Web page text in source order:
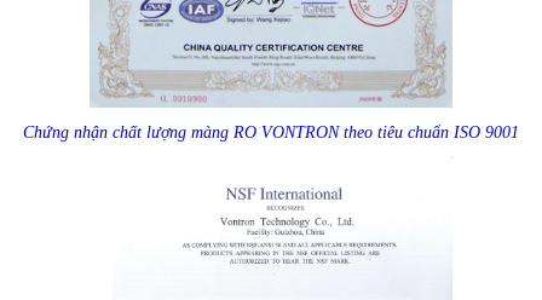
Chứng nhận chất lượng màng RO VONTRON theo tiêu chuẩn ISO 9001